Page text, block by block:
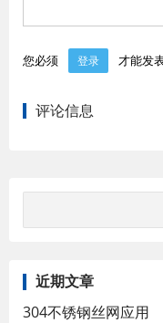
您必须 登录 才能发
评论信息
近期文章
304不锈钢丝网应用